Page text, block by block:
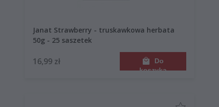
Janat Strawberry - truskawkowa herbata
50g - 25 saszetek
16,99 zł
Do
koszyka